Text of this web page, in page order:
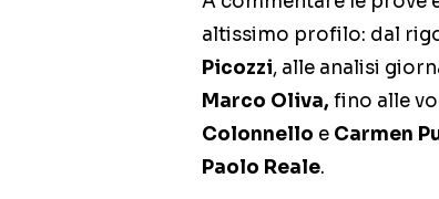
altissimo profilo: dal
Picozzi, alle analisi
Marco Oliva, fino alle
Colonnello e Carmen
Paolo Reale.